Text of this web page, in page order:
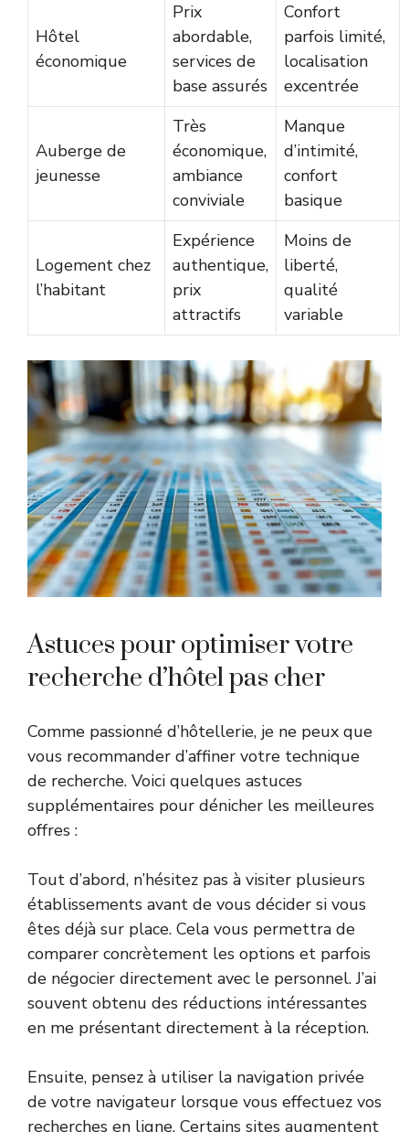
Hôtel
économique
Prix
abordable,
services de
base assurés
Confort
parfois limité,
localisation
excentrée
Auberge de
jeunesse
Très
économique,
ambiance
conviviale
Manque
d’intimité,
confort
basique
Logement chez
l’habitant
Expérience
authentique,
prix
attractifs
Moins de
liberté,
qualité
variable
Astuces pour optimiser votre
recherche d’hôtel pas cher
Comme passionné d’hôtellerie, je ne peux que
vous recommander d’affiner votre technique
de recherche. Voici quelques astuces
supplémentaires pour dénicher les meilleures
offres :
Tout d’abord, n’hésitez pas à visiter plusieurs
établissements avant de vous décider si vous
êtes déjà sur place. Cela vous permettra de
comparer concrètement les options et parfois
de négocier directement avec le personnel. J’ai
souvent obtenu des réductions intéressantes
en me présentant directement à la réception.
Ensuite, pensez à utiliser la navigation privée
de votre navigateur lorsque vous effectuez vos
recherches en ligne. Certains sites augmentent